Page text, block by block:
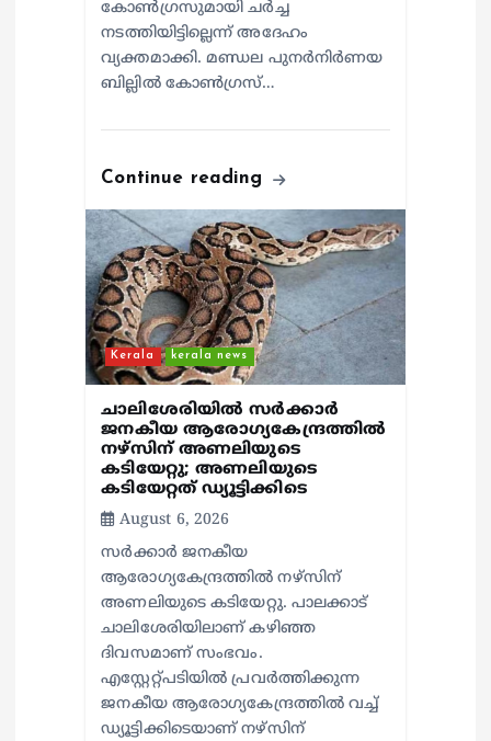
കോൺഗ്രസുമായി ചർച്ച
നടത്തിയിട്ടില്ലെന്ന് അദേഹം
വ്യക്തമാക്കി. മണ്ഡല പുനർനിർണയ
ബില്ലിൽ കോൺഗ്രസ്…
Continue reading
Kerala kerala news
ചാലിശേരിയില്‍ സര്‍ക്കാര്‍
ജനകീയ ആരോഗ്യകേന്ദ്രത്തില്‍
നഴ്സിന് അണലിയുടെ
കടിയേറ്റു; അണലിയുടെ
കടിയേറ്റത് ഡ്യൂട്ടിക്കിടെ
August 6, 2026
സര്‍ക്കാര്‍ ജനകീയ
ആരോഗ്യകേന്ദ്രത്തില്‍ നഴ്സിന്
അണലിയുടെ കടിയേറ്റു. പാലക്കാട്
ചാലിശേരിയിലാണ് കഴിഞ്ഞ
ദിവസമാണ് സംഭവം.
എസ്റ്റേറ്റ്പടിയില്‍ പ്രവര്‍ത്തിക്കുന്ന
ജനകീയ ആരോഗ്യകേന്ദ്രത്തില്‍ വച്ച്
ഡ്യൂട്ടിക്കിടെയാണ് നഴ്സിന്